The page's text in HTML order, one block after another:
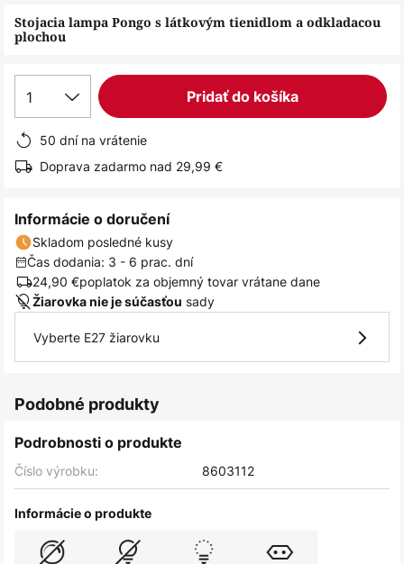
Stojacia lampa Pongo s látkovým tienidlom a odkladacou
plochou
1 Pridať do košíka
50 dní na vrátenie
Doprava zadarmo nad 29,99 €
Informácie o doručení
Skladom posledné kusy
Čas dodania: 3 - 6 prac. dní
24,90 €poplatok za objemný tovar vrátane dane
Žiarovka nie je súčasťou sady
Vyberte E27 žiarovku
Podobné produkty
Podrobnosti o produkte
Číslo výrobku: 8603112
Informácie o produkte